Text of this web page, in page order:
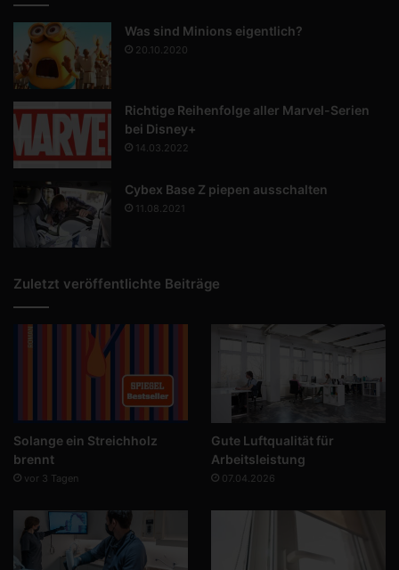
Was sind Minions eigentlich?
20.10.2020
Richtige Reihenfolge aller Marvel-Serien
bei Disney+
14.03.2022
Cybex Base Z piepen ausschalten
11.08.2021
Zuletzt veröffentlichte Beiträge
Solange ein Streichholz
brennt
vor 3 Tagen
Gute Luftqualität für
Arbeitsleistung
07.04.2026